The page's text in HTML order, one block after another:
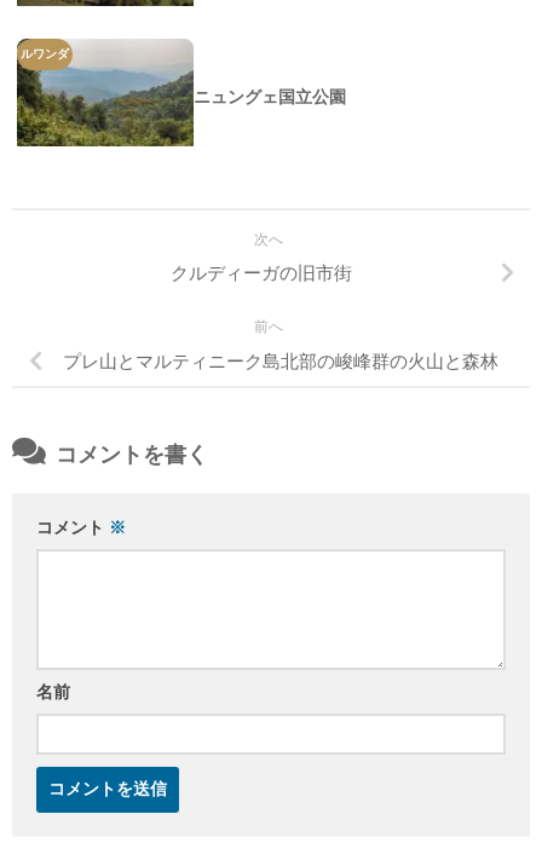
ルワンダ
ニュングェ国立公園
次へ
クルディーガの旧市街
前へ
プレ山とマルティニーク島北部の峻峰群の火山と森林
コメントを書く
コメント ※
名前